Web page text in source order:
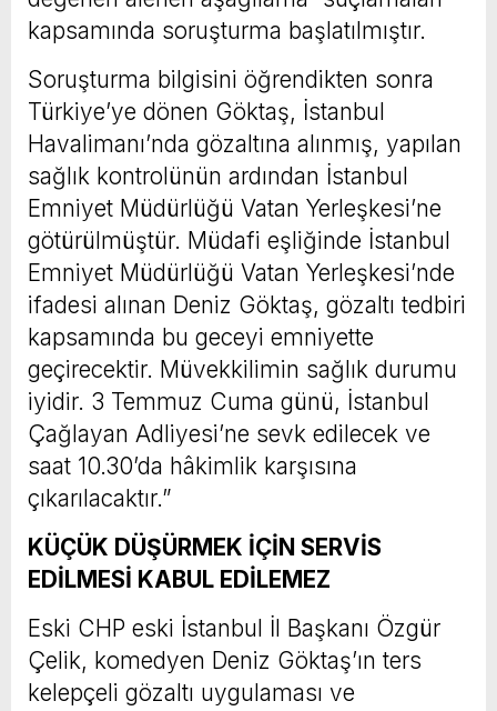
kapsamında soruşturma başlatılmıştır.
Soruşturma bilgisini öğrendikten sonra
Türkiye’ye dönen Göktaş, İstanbul
Havalimanı’nda gözaltına alınmış, yapılan
sağlık kontrolünün ardından İstanbul
Emniyet Müdürlüğü Vatan Yerleşkesi’ne
götürülmüştür. Müdafi eşliğinde İstanbul
Emniyet Müdürlüğü Vatan Yerleşkesi’nde
ifadesi alınan Deniz Göktaş, gözaltı tedbiri
kapsamında bu geceyi emniyette
geçirecektir. Müvekkilimin sağlık durumu
iyidir. 3 Temmuz Cuma günü, İstanbul
Çağlayan Adliyesi’ne sevk edilecek ve
saat 10.30’da hâkimlik karşısına
çıkarılacaktır.”
KÜÇÜK DÜŞÜRMEK İÇİN SERVİS
EDİLMESİ KABUL EDİLEMEZ
Eski CHP eski İstanbul İl Başkanı Özgür
Çelik, komedyen Deniz Göktaş’ın ters
kelepçeli gözaltı uygulaması ve